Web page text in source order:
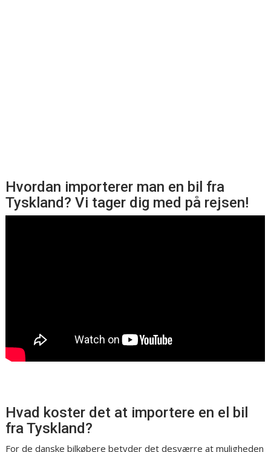
Hvordan importerer man en bil fra
Tyskland? Vi tager dig med på rejsen!
Hvad koster det at importere en el bil
fra Tyskland?
For de danske bilkøbere betyder det desværre at muligheden